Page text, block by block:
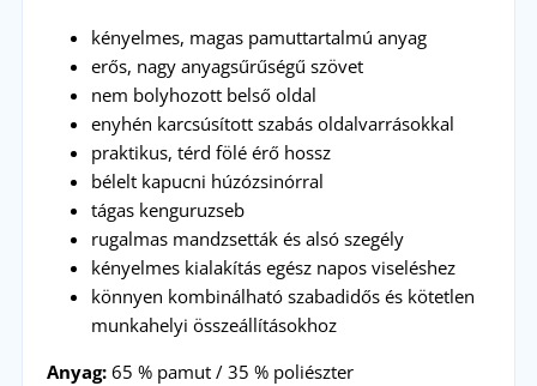
kényelmes, magas pamuttartalmú anyag
erős, nagy anyagsűrűségű szövet
nem bolyhozott belső oldal
enyhén karcsúsított szabás oldalvarrásokkal
praktikus, térd fölé érő hossz
bélelt kapucni húzózsinórral
tágas kenguruzseb
rugalmas mandzsetták és alsó szegély
kényelmes kialakítás egész napos viseléshez
könnyen kombinálható szabadidős és kötetlen
munkahelyi összeállításokhoz
Anyag:65 % pamut / 35 % poliészter